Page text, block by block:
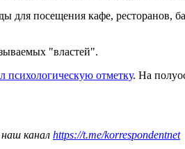
для посещения кафе, ресторанов,
"властей".
психологическую отметку. На
канал https://t.me/korrespondentnet